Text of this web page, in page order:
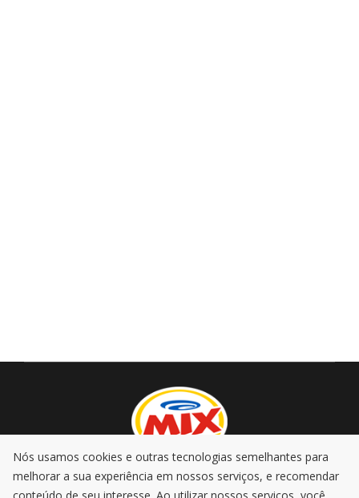
AO VIVO PROMOÇÕES PODCASTS MÚSICA
Nós usamos cookies e outras tecnologias semelhantes para
melhorar a sua experiência em nossos serviços, e recomendar
conteúdo de seu interesse. Ao utilizar nossos serviços, você